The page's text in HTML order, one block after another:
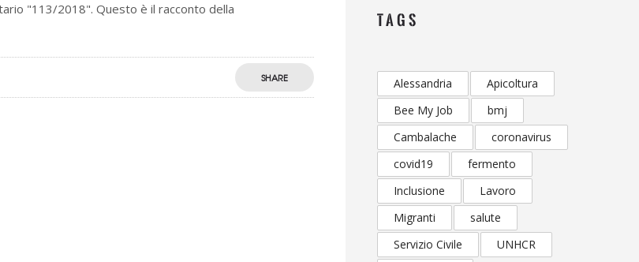
"113/2018". Questo è il racconto della
SHARE
TAGS
Alessandria
Apicoltura
Bee My Job
bmj
Cambalache
coronavirus
covid19
fermento
Inclusione
Lavoro
Migranti
salute
Servizio Civile
UNHCR